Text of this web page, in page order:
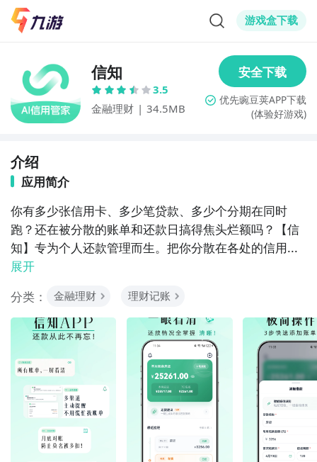
游戏盒下载
信知
3.5
金融理财 | 34.5MB (体验好游戏)
介绍
应用简介
你有多少张信用卡、多少笔贷款、多少个分期在同时
跑？还在被分散的账单和还款日搞得焦头烂额吗？【信
知】专为个人还款管理而生。把你分散在各处的信用...
展开
分类：
金融理财 理财记账